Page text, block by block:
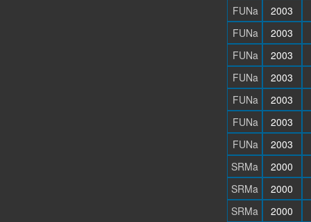
FUNa
2003
FUNa
2003
FUNa
2003
FUNa
2003
FUNa
2003
FUNa
2003
FUNa
2003
SRMa
2000
SRMa
2000
SRMa
2000